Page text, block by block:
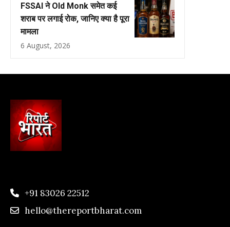
FSSAI ने Old Monk समेत कई
शराब पर लगाई रोक, जानिए क्या है पूरा
मामला
6 August, 2026
+91 83026 22512
hello@thereportbharat.com